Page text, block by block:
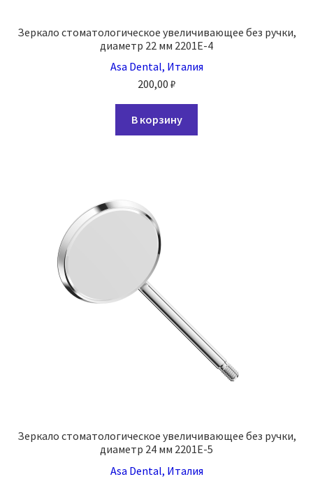
Зеркало стоматологическое увеличивающее без ручки,
диаметр 22 мм 2201E-4
Asa Dental, Италия
200,00 ₽
В корзину
Зеркало стоматологическое увеличивающее без ручки,
диаметр 24 мм 2201E-5
Asa Dental, Италия